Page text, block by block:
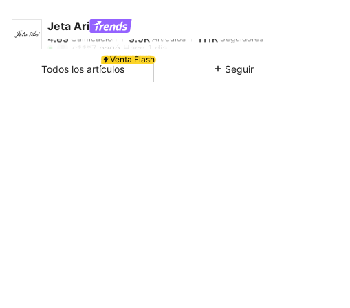
Jeta Ari
4.83Calificación 3.5K
c***7pagó Hace 1 día
4.83 111K
Venta Flash
Todos los artículos Seguir